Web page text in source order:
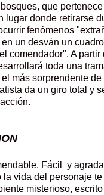
que
lugar donde retirarse
fenómenos
un desván un
comendador". A partir
toda una
más sorprendente de
da un giro total y
Fácil y
la vida del personaje
misterioso, escrito